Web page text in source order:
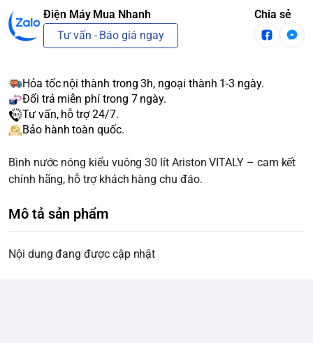
Điện Máy Mua Nhanh
Tư vấn - Báo giá ngay
Chia sẻ
Hỏa tốc nội thành trong 3h, ngoại thành 1-3 ngày.
Đổi trả miễn phí trong 7 ngày.
Tư vấn, hỗ trợ 24/7.
Bảo hành toàn quốc.
Bình nước nóng kiểu vuông 30 lít Ariston VITALY – cam kết
chính hãng, hỗ trợ khách hàng chu đáo.
Mô tả sản phẩm
Nội dung đang được cập nhật